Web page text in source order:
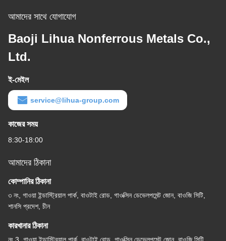
আমাদের সাথে যোগাযোগ
Baoji Lihua Nonferrous Metals Co.,
Ltd.
ই-মেইল
service@lihua-group.com
কাজের সময়
8:30-18:00
আমাদের ঠিকানা
কোম্পানির ঠিকানা
৩ নং, গাওয়া ইন্ডাস্ট্রিয়াল পার্ক, বাওটাই রোড, গাওক্সিন ডেভেলপমেন্ট জোন, বাওজি সিটি,
শানসি প্রদেশ, চীন
কারখানার ঠিকানা